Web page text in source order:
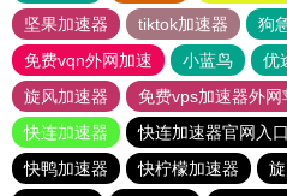
坚果加速器
tiktok加速器
狗
免费vqn外网加速
小蓝鸟 优
旋风加速器
免费vps加速器外网
快连加速器
快连加速器官网入口
快鸭加速器
快柠檬加速器